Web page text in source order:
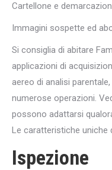
Cartellone e
Immagini sospette ed
Si consiglia di abitare
applicazioni di
aereo di analisi
numerose operazioni.
possono adattarsi
Le caratteristiche uniche
Ispezione